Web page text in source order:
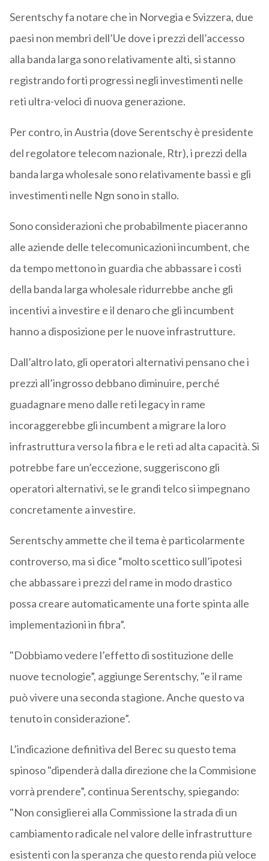
Serentschy fa notare che in Norvegia e Svizzera, due
paesi non membri dell’Ue dove i prezzi dell’accesso
alla banda larga sono relativamente alti, si stanno
registrando forti progressi negli investimenti nelle
reti ultra-veloci di nuova generazione.
Per contro, in Austria (dove Serentschy è presidente
del regolatore telecom nazionale, Rtr), i prezzi della
banda larga wholesale sono relativamente bassi e gli
investimenti nelle Ngn sono in stallo.
Sono considerazioni che probabilmente piaceranno
alle aziende delle telecomunicazioni incumbent, che
da tempo mettono in guardia che abbassare i costi
della banda larga wholesale ridurrebbe anche gli
incentivi a investire e il denaro che gli incumbent
hanno a disposizione per le nuove infrastrutture.
Dall’altro lato, gli operatori alternativi pensano che i
prezzi all’ingrosso debbano diminuire, perché
guadagnare meno dalle reti legacy in rame
incoraggerebbe gli incumbent a migrare la loro
infrastruttura verso la fibra e le reti ad alta capacità. Si
potrebbe fare un’eccezione, suggeriscono gli
operatori alternativi, se le grandi telco si impegnano
concretamente a investire.
Serentschy ammette che il tema è particolarmente
controverso, ma si dice “molto scettico sull’ipotesi
che abbassare i prezzi del rame in modo drastico
possa creare automaticamente una forte spinta alle
implementazioni in fibra”.
"Dobbiamo vedere l’effetto di sostituzione delle
nuove tecnologie”, aggiunge Serentschy, "e il rame
può vivere una seconda stagione. Anche questo va
tenuto in considerazione”.
L’indicazione definitiva del Berec su questo tema
spinoso "dipenderà dalla direzione che la Commisione
vorrà prendere”, continua Serentschy, spiegando:
"Non consiglierei alla Commissione la strada di un
cambiamento radicale nel valore delle infrastrutture
esistenti con la speranza che questo renda più veloce